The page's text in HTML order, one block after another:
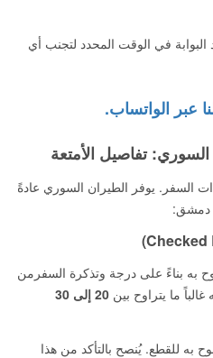
في الوقت المحدد لتجنب أي
عبر الواتساب.
تفاصيل الأمتعة
السفر. يوفر الطيران السوري عادةً
دمشق:
به بناءً على درجة وتذكرة السفرمن
ما يتراوح بين
20 إلى 30
به للقطع. يُنصح بالتأكد من هذا